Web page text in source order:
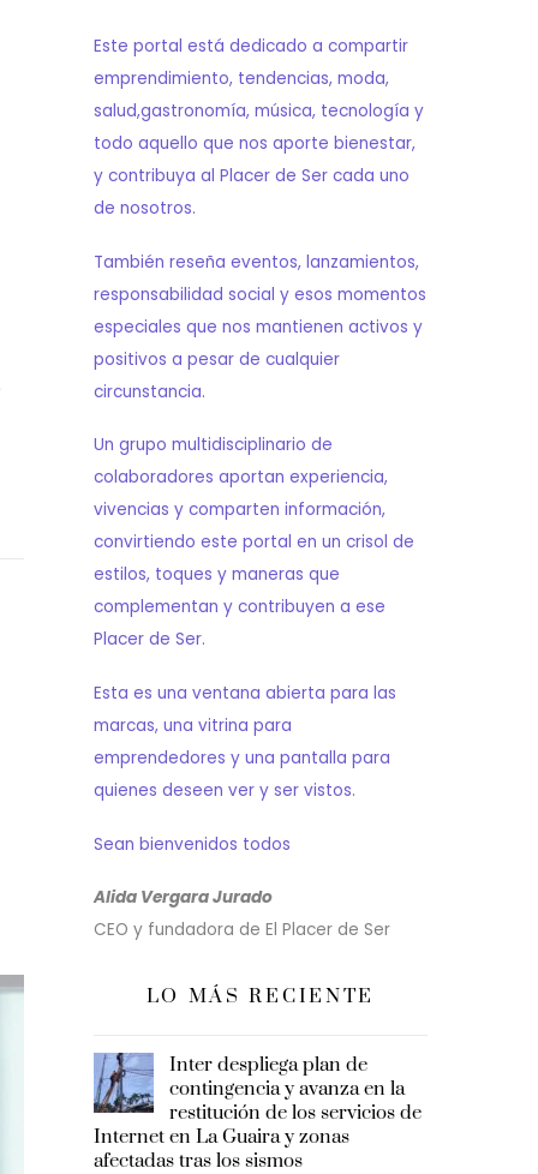
Este portal está dedicado a compartir
emprendimiento, tendencias, moda,
salud,gastronomía, música, tecnología y
todo aquello que nos aporte bienestar,
y contribuya al Placer de Ser cada uno
de nosotros.
También reseña eventos, lanzamientos,
responsabilidad social y esos momentos
especiales que nos mantienen activos y
positivos a pesar de cualquier
circunstancia.
Un grupo multidisciplinario de
colaboradores aportan experiencia,
vivencias y comparten información,
convirtiendo este portal en un crisol de
estilos, toques y maneras que
complementan y contribuyen a ese
Placer de Ser.
Esta es una ventana abierta para las
marcas, una vitrina para
emprendedores y una pantalla para
quienes deseen ver y ser vistos.
Sean bienvenidos todos
Alida Vergara Jurado
CEO y fundadora de El Placer de Ser
LO MÁS RECIENTE
Inter despliega plan de
contingencia y avanza en la
restitución de los servicios de
Internet en La Guaira y zonas
afectadas tras los sismos